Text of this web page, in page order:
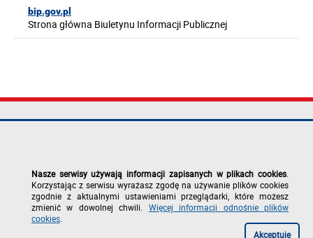
bip.gov.pl
Strona główna Biuletynu Informacji Publicznej
Politechnika
al. Powstańców
Warszawy 12
35-029 Rzeszów
tel.: +48 17 865
e-mail:
kancelaria@prz.edu.pl
Mapa serwisu
prywatności
Zgłoś błąd na
stronie
Nasze serwisy używają informacji zapisanych w plikach cookies
Korzystając z serwisu wyrażasz zgodę na używanie plików cookies
zgodnie z aktualnymi ustawieniami przeglądarki, które możesz
zmienić w dowolnej chwili. Więcej informacji odnośnie plików
cookies
Akceptuję